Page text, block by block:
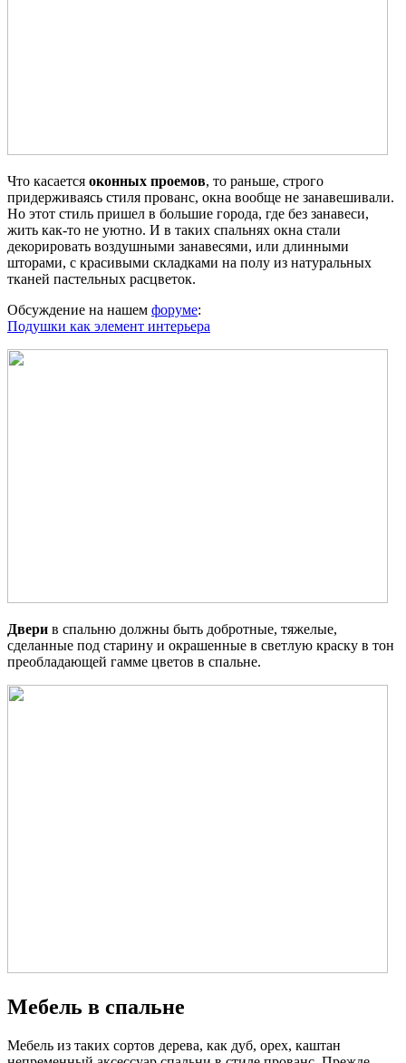
Что касается оконных проемов, то раньше, строго
придерживаясь стиля прованс, окна вообще не занавешивали.
Но этот стиль пришел в большие города, где без занавеси,
жить как-то не уютно. И в таких спальнях окна стали
декорировать воздушными занавесями, или длинными
шторами, с красивыми складками на полу из натуральных
тканей пастельных расцветок.
Обсуждение на нашем форуме:
Подушки как элемент интерьера
Двери в спальню должны быть добротные, тяжелые,
сделанные под старину и окрашенные в светлую краску в тон
преобладающей гамме цветов в спальне.
Мебель в спальне
Мебель из таких сортов дерева, как дуб, орех, каштан